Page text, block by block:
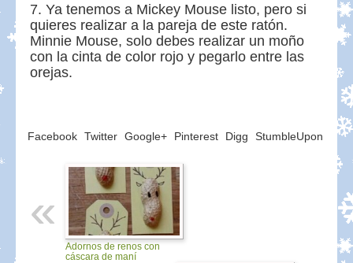
Ya tenemos a Mickey Mouse listo, pero si
quieres realizar a la pareja de este ratón.
Minnie Mouse, solo debes realizar un moño
con la cinta de color rojo y pegarlo entre las
orejas.
Facebook Twitter Google+ Pinterest Digg StumbleUpon
Adornos de renos con
cáscara de maní